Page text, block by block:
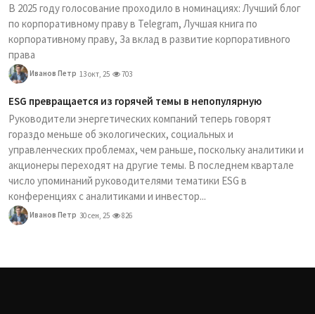
В 2025 году голосование проходило в номинациях: Лучший блог
по корпоративному праву в Telegram, Лучшая книга по
корпоративному праву, За вклад в развитие корпоративного
права
Иванов Петр 13 окт, 25 703
ESG превращается из горячей темы в непопулярную
Руководители энергетических компаний теперь говорят
гораздо меньше об экологических, социальных и
управленческих проблемах, чем раньше, поскольку аналитики и
акционеры переходят на другие темы. В последнем квартале
число упоминаний руководителями тематики ESG в
конференциях с аналитиками и инвестор...
Иванов Петр 30 сен, 25 826